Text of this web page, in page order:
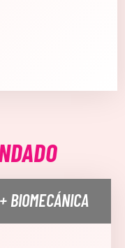
BIOMECÁNICA